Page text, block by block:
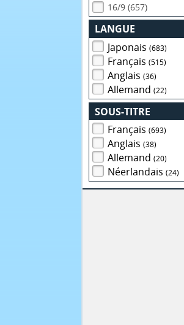
16/9 (657)
LANGUE
Japonais(683)
Français(515)
Anglais(36)
Allemand(22)
SOUS-TITRE
Français(693)
Anglais(38)
Allemand(20)
Néerlandais(24)